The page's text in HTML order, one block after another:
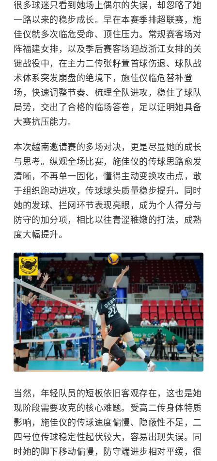
很多球迷只看到她场上偶尔的失误，却忽略了她
一路以来的稳步成长。早在本赛季排超联赛，施
佳仪就多次临危受命、顶住压力。常规赛客场对
阵福建女排，以及季后赛客场迎战浙江女排的关
键战役中，在主力二传张籽萱首球伤退、球队战
术体系突发崩盘的绝境下，施佳仪临危替补登
场，快速调整节奏、梳理全队进攻，稳住了球队
局势，交出了合格的临场答卷，足以证明她具备
大赛抗压能力。
本次越南邀请赛的多场对决，更是尽显她的成长
与思考。纵观全场比赛，施佳仪的传球思路愈发
清晰，不再单一固化，懂得主动变换攻击点，敢
于组织跑动进攻，传球球头质量稳步提升。同时
她的发球、拦网环节表现亮眼，成为个人得分与
防守的加分项，相比以往青涩稚嫩的打法，成熟
度大幅提升。
当然，年轻队员的短板依旧客观存在，这也是她
现阶段需要攻克的核心难题。受高二传身体特质
影响，施佳仪的传球速度偏慢、隐蔽性不足，二
四号位传球稳定性起伏较大，容易出现失误。同
时她的脚下移动偏慢，防守端进步相对平缓，很